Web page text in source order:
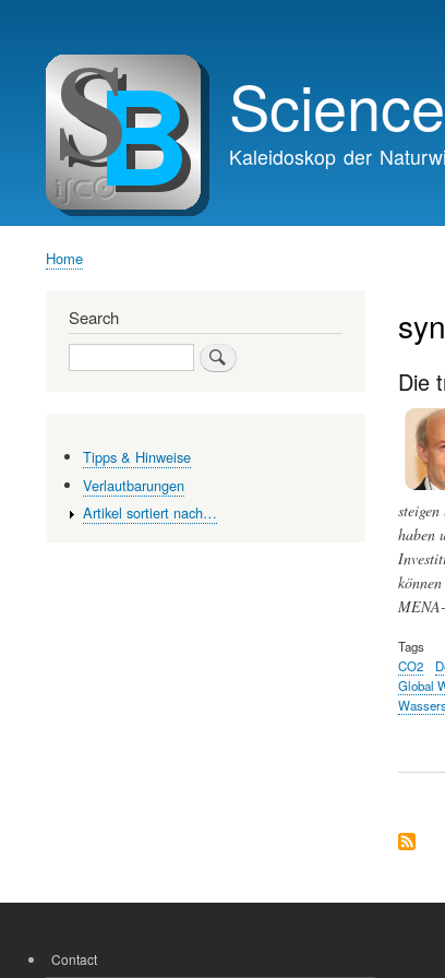
navigation
Kaleidoskop der
Home
Die
haben
Tags
CO2
Global
Search
Search
Tipps & Hinweise
Verlautbarungen
Artikel sortiert nach…
FOOTER
Contact